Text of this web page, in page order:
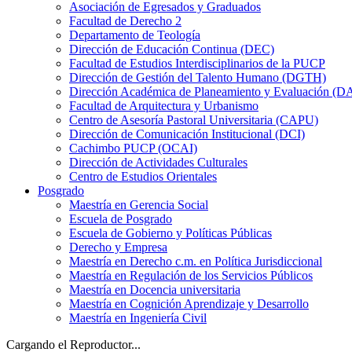
Asociación de Egresados y Graduados
Facultad de Derecho 2
Departamento de Teología
Dirección de Educación Continua (DEC)
Facultad de Estudios Interdisciplinarios de la PUCP
Dirección de Gestión del Talento Humano (DGTH)
Dirección Académica de Planeamiento y Evaluación
Facultad de Arquitectura y Urbanismo
Centro de Asesoría Pastoral Universitaria (CAPU)
Dirección de Comunicación Institucional (DCI)
Cachimbo PUCP (OCAI)
Dirección de Actividades Culturales
Centro de Estudios Orientales
Posgrado
Maestría en Gerencia Social
Escuela de Posgrado
Escuela de Gobierno y Políticas Públicas
Derecho y Empresa
Maestría en Derecho c.m. en Política Jurisdiccional
Maestría en Regulación de los Servicios Públicos
Maestría en Docencia universitaria
Maestría en Cognición Aprendizaje y Desarrollo
Maestría en Ingeniería Civil
Cargando el Reproductor...